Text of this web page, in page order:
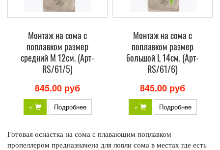
Монтаж на сома с
поплавком размер
средний M 12см. (Арт-
RS/61/5)
845.00 руб
+ Подробнее
Монтаж на сома с
поплавком размер
большой L 14см. (Арт-
RS/61/6)
845.00 руб
+ Подробнее
Готовая оснастка на сома с плавающим поплавком
пропеллером предназначена для ловли сома в местах где есть